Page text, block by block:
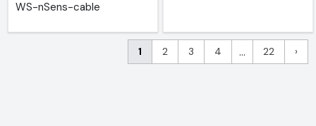
WS-nSens-cable
1 2 3 4 ... 22 ›